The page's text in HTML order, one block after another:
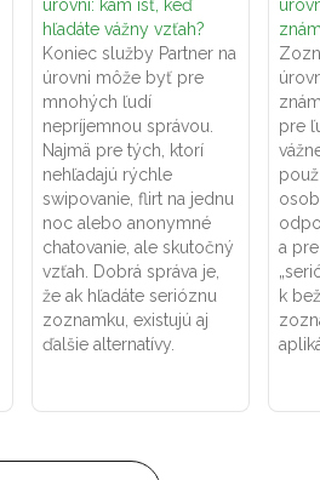
úrovni: kam ísť, keď
hľadáte vážny vzťah?
Koniec služby Partner na
úrovni môže byť pre
mnohých ľudí
nepríjemnou správou.
Najmä pre tých, ktorí
nehľadajú rýchle
swipovanie, flirt na jednu
noc alebo anonymné
chatovanie, ale skutočný
vzťah. Dobrá správa je,
že ak hľadáte serióznu
zoznamku, existujú aj
ďalšie alternatívy.
pre
a
k